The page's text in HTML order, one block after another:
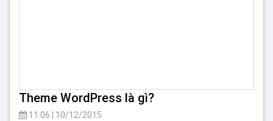
Theme WordPress là gì?
11:06
10/12/2015